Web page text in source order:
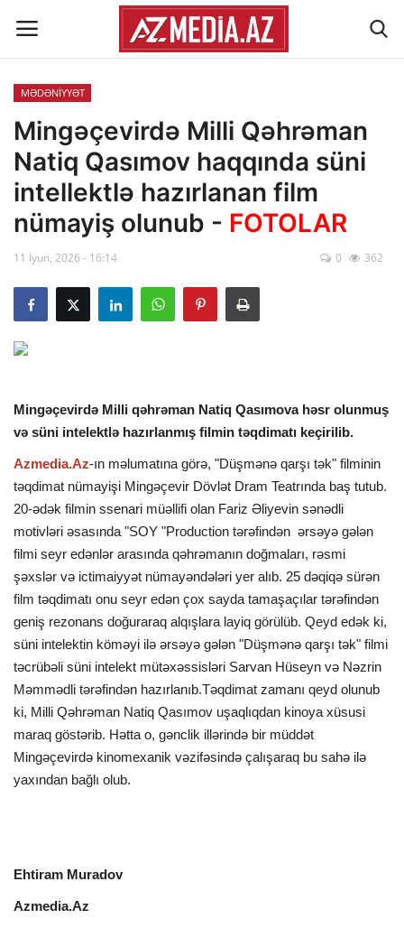
Əlaqə
Xəbər lenti
Haqqımızda
Reklam
ÖLKƏ
SİYASƏT
DÜNYA
MARAQLI
SAĞLAMLIQ
ŞOU BİZNES
MÜSAHİBƏ
İKT
MƏDƏNİYYƏT
Mingəçevirdə Milli Qəhrəman
Natiq Qasımov haqqında süni
intellektlə hazırlanan film
nümayiş olunub - FOTOLAR
11 İyun, 2026 - 16:14 0 362
Mingəçevirdə Milli qəhrəman Natiq Qasımova həsr olunmuş
və süni intelektlə hazırlanmış filmin təqdimatı keçirilib.
Azmedia.Az-ın məlumatına görə, "Düşmənə qarşı tək" filminin
təqdimat nümayişi Mingəçevir Dövlət Dram Teatrında baş tutub.
20-ədək filmin ssenari müəllifi olan Fariz Əliyevin sənədli
motivləri əsasında "SOY "Production tərəfindən ərsəyə gələn
filmi seyr edənlər arasında qəhrəmanın doğmaları, rəsmi
şəxslər və ictimaiyyət nümayəndələri yer alıb. 25 dəqiqə sürən
film təqdimatı onu seyr edən çox sayda tamaşaçılar tərəfindən
geniş rezonans doğuraraq alqışlara layiq görülüb. Qeyd edək ki,
süni intelektin köməyi ilə ərsəyə gələn "Düşmənə qarşı tək" filmi
təcrübəli süni intelekt mütəxəssisləri Sarvan Hüseyn və Nəzrin
Məmmədli tərəfindən hazırlanıb.Təqdimat zamanı qeyd olunub
ki, Milli Qəhrəman Natiq Qasımov uşaqlıqdan kinoya xüsusi
maraq göstərib. Hətta o, gənclik illərində bir müddət
Mingəçevirdə kinomexanik vəzifəsində çalışaraq bu sahə ilə
yaxından bağlı olub.
Ehtiram Muradov
Azmedia.Az